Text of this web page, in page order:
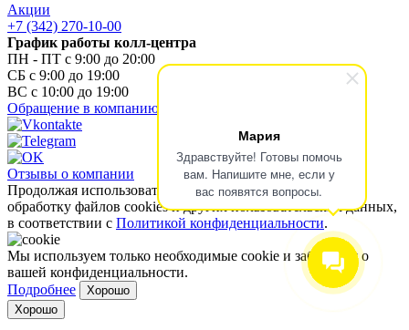
Мария
Здравствуйте! Готовы помочь
вам. Напишите мне, если у
вас появятся вопросы.
Акции
+7 (342) 270-10-00
График работы колл-центра
ПН - ПТ с 9:00 до 20:00
СБ с 9:00 до 19:00
ВС с 10:00 до 19:00
Обращение в компанию
Отзывы о компании
Продолжая использовать наш сайт, вы даете согласие на
обработку файлов cookies и других пользовательских данных,
в соответствии с Политикой конфиденциальности.
Мы используем только необходимые cookie и заботимся о
вашей конфиденциальности.
Подробнее
Хорошо
Хорошо